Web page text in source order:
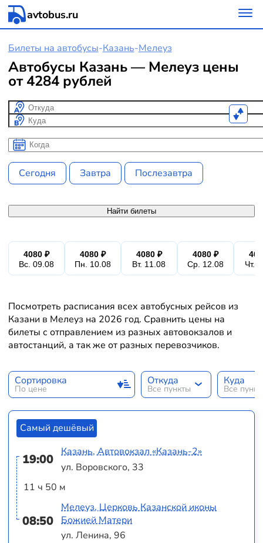
avtobus.ru
Билеты на автобусы-Казань-Мелеуз
Автобусы Казань — Мелеуз цены
от 4284 рублей
Откуда
Куда
Когда
Когда
Сегодня Завтра Послезавтра
Найти билеты
4080 ₽
Вс. 09.08
4080 ₽
Пн. 10.08
4080 ₽
Вт. 11.08
4080 ₽
Ср. 12.08
Чт.
Посмотреть расписания всех автобусных рейсов из
Казани в Мелеуз на 2026 год. Сравнить цены на
билеты с отправлением из разных автовокзалов и
автостанций, а так же от разных перевозчиков.
Сортировка
По цене
Откуда
Все пункты
Куда
Все
Самый дешёвый
19:00
11 ч 50 м
08:50
Казань, Автовокзал «‎Казань-2»
ул. Воровского, 33
Мелеуз, Церковь Казанской иконы
Божией Матери
ул. Ленина, 96